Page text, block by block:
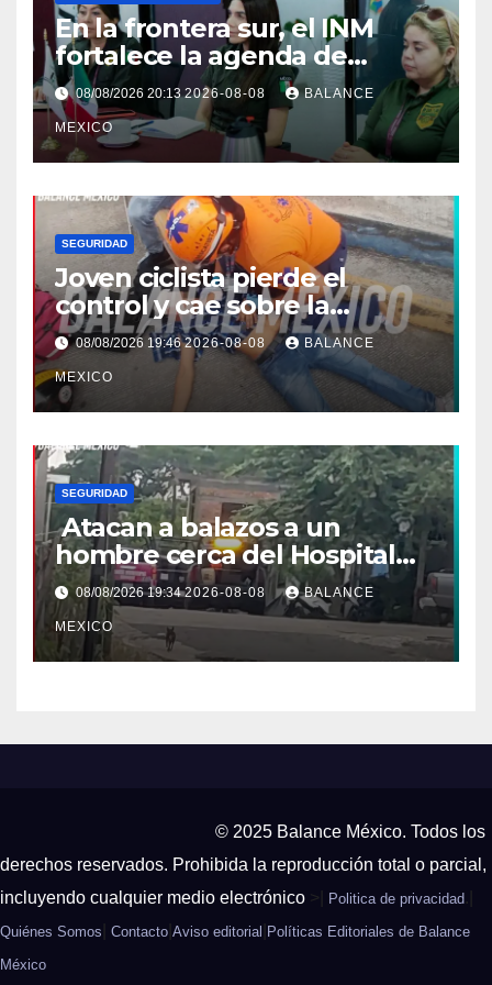
En la frontera sur, el INM
fortalece la agenda de
trabajo conjunta con el
Consulado de Guatemala.
08/08/2026 20:132026-08-08 BALANCE
MEXICO
SEGURIDAD
Joven ciclista pierde el
control y cae sobre la
banqueta en Tapachula
08/08/2026 19:462026-08-08 BALANCE
MEXICO
SEGURIDAD
Atacan a balazos a un
hombre cerca del Hospital
General de Huixtla
08/08/2026 19:342026-08-08 BALANCE
MEXICO
© 2025 Balance México. Todos los
derechos reservados. Prohibida la reproducción total o parcial,
incluyendo cualquier medio electrónico >| Politica de privacidad .|
Quiénes Somos Contacto Aviso editorial Políticas Editoriales de Balance
México